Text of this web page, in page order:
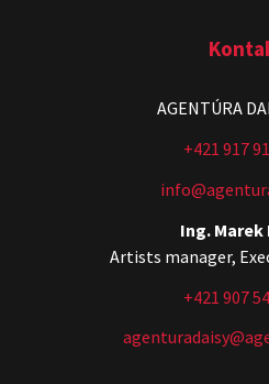
AGENTÚRA
+421 917
Ing. Marek
Artists manager,
+421 907